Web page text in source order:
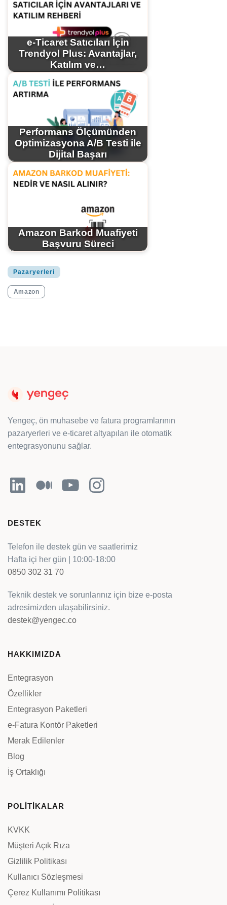
e-Ticaret Satıcıları İçin
Trendyol Plus: Avantajlar,
Katılım ve…
Performans Ölçümünden
Optimizasyona A/B Testi ile
Dijital Başarı
Amazon Barkod Muafiyeti
Başvuru Süreci
Pazaryerleri
Amazon
Yengeç, ön muhasebe ve fatura programlarının
pazaryerleri ve e-ticaret altyapıları ile otomatik
entegrasyonunu sağlar.
LinkedInOrta YouTubeInstagram
DESTEK
Telefon ile destek gün ve saatlerimiz
Hafta içi her gün | 10:00-18:00
0850 302 31 70
Teknik destek ve sorunlarınız için bize e-posta
adresimizden ulaşabilirsiniz.
destek@yengec.co
HAKKIMIZDA
Entegrasyon
Özellikler
Entegrasyon Paketleri
e-Fatura Kontör Paketleri
Merak Edilenler
Blog
İş Ortaklığı
POLİTİKALAR
KVKK
Müşteri Açık Rıza
Gizlilik Politikası
Kullanıcı Sözleşmesi
Çerez Kullanımı Politikası